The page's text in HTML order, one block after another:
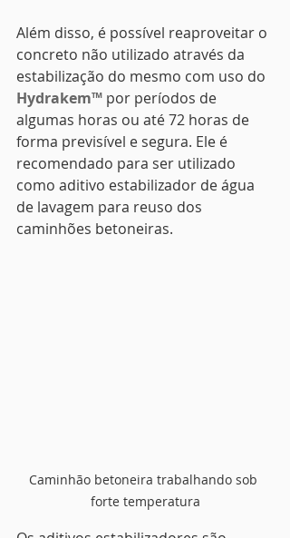
Além disso, é possível reaproveitar o
concreto não utilizado através da
estabilização do mesmo com uso do
Hydrakem™ por períodos de
algumas horas ou até 72 horas de
forma previsível e segura. Ele é
recomendado para ser utilizado
como aditivo estabilizador de água
de lavagem para reuso dos
caminhões betoneiras.
Caminhão betoneira trabalhando sob
forte temperatura